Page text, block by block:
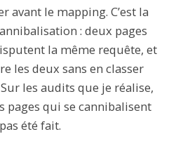
avant le mapping. C’est la
: deux pages
la même requête, et
les deux sans en classer
les audits que je réalise,
pages qui se cannibalisent
été fait.